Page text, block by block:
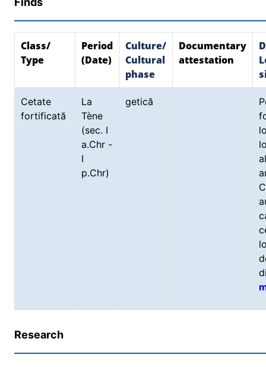
Class/
Type
Period
(Date)
Culture/
Cultural
phase
Documentary
attestation
Cetate
fortificată
La
Tène
(sec. I
a.Chr -
I
p.Chr)
getică
Research